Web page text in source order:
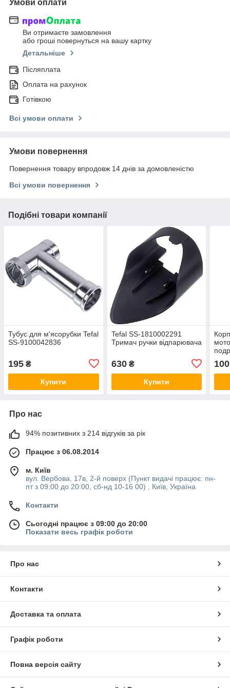
Умови оплати
Ви отримаєте замовлення
або гроші повернуться на вашу картку
Детальніше
Післяплата
Оплата на рахунок
Готівкою
Всі умови оплати
Умови повернення
Повернення товару впродовж 14 днів за домовленістю
Всі умови повернення
Подібні товари компанії
Тубус для м'ясорубки Tefal
SS-9100042836
195 ₴
Купити
Tefal SS-1810002291
Тримач ручки відпарювача
630₴
Купити
100
Про нас
94% позитивних з 214 відгуків за рік
Працює з 06.08.2014
м. Київ
вул. Вербова, 17в, 2-й поверх (Пункт видачі працює: пн-
пт з 09:00 до 20:00, сб-нд 10-16 00) , Київ, Україна
Контакти
Сьогодні працює з 09:00 до 20:00
Показати весь графік роботи
Про нас
Контакти
Доставка та оплата
Графік роботи
Повна версія сайту